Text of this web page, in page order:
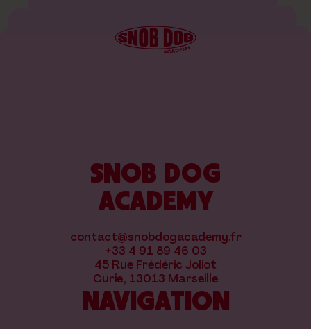
SNOB DOG
ACADEMY
contact@snobdogacademy.fr
+33 4 91 89 46 03
45 Rue Frédéric Joliot
Curie, 13013 Marseille
NAVIGATION